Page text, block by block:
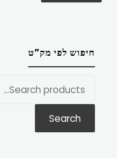
חיפוש לפי מק”ט
Search